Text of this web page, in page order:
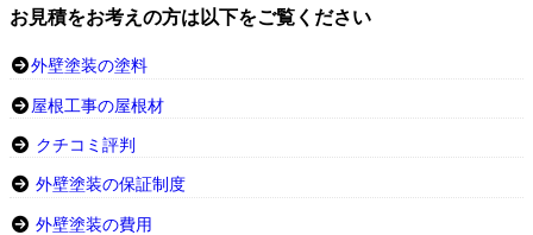
お見積をお考えの方は以下をご覧ください
外壁塗装の塗料
屋根工事の屋根材
クチコミ評判
外壁塗装の保証制度
外壁塗装の費用